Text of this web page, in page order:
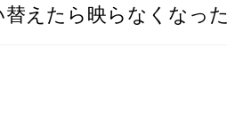
えたら映らなくなった